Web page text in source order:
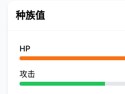
种族值
HP
攻击